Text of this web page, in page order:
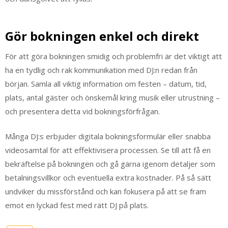
Gör bokningen enkel och direkt
För att göra bokningen smidig och problemfri är det viktigt att
ha en tydlig och rak kommunikation med DJ:n redan från
början. Samla all viktig information om festen – datum, tid,
plats, antal gäster och önskemål kring musik eller utrustning –
och presentera detta vid bokningsförfrågan.
Många DJ:s erbjuder digitala bokningsformulär eller snabba
videosamtal för att effektivisera processen. Se till att få en
bekräftelse på bokningen och gå gärna igenom detaljer som
betalningsvillkor och eventuella extra kostnader. På så sätt
undviker du missförstånd och kan fokusera på att se fram
emot en lyckad fest med rätt DJ på plats.